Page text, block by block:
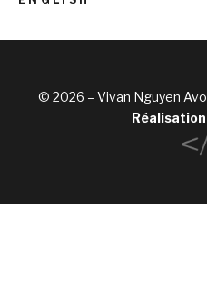
© 2026 – Vivan Nguyen
Réalisation